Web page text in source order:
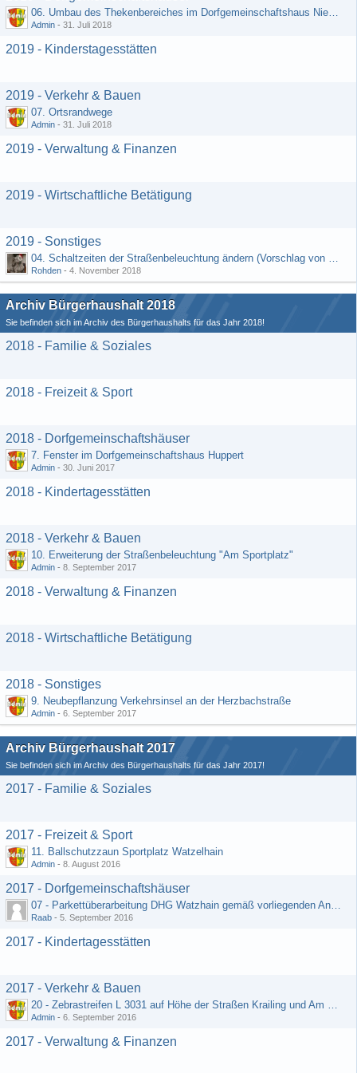
06. Umbau des Thekenbereiches im Dorfgemeinschaftshaus Niedermeilingen und Schaffung eines Lagerraumes
Admin - 31. Juli 2018
2019 - Kinderstagesstätten
2019 - Verkehr & Bauen
07. Ortsrandwege
Admin - 31. Juli 2018
2019 - Verwaltung & Finanzen
2019 - Wirtschaftliche Betätigung
2019 - Sonstiges
04. Schaltzeiten der Straßenbeleuchtung ändern (Vorschlag von Hermann Rädiker 01.07.2018)
Rohden - 4. November 2018
Archiv Bürgerhaushalt 2018
Sie befinden sich im Archiv des Bürgerhaushalts für das Jahr 2018!
2018 - Familie & Soziales
2018 - Freizeit & Sport
2018 - Dorfgemeinschaftshäuser
7. Fenster im Dorfgemeinschaftshaus Huppert
Admin - 30. Juni 2017
2018 - Kindertagesstätten
2018 - Verkehr & Bauen
10. Erweiterung der Straßenbeleuchtung "Am Sportplatz"
Admin - 8. September 2017
2018 - Verwaltung & Finanzen
2018 - Wirtschaftliche Betätigung
2018 - Sonstiges
9. Neubepflanzung Verkehrsinsel an der Herzbachstraße
Admin - 6. September 2017
Archiv Bürgerhaushalt 2017
Sie befinden sich im Archiv des Bürgerhaushalts für das Jahr 2017!
2017 - Familie & Soziales
2017 - Freizeit & Sport
11. Ballschutzzaun Sportplatz Watzelhain
Admin - 8. August 2016
2017 - Dorfgemeinschaftshäuser
07 - Parkettüberarbeitung DHG Watzhain gemäß vorliegenden Angebot
Raab - 5. September 2016
2017 - Kindertagesstätten
2017 - Verkehr & Bauen
20 - Zebrastreifen L 3031 auf Höhe der Straßen Krailing und Am Heiligenborn
Admin - 6. September 2016
2017 - Verwaltung & Finanzen